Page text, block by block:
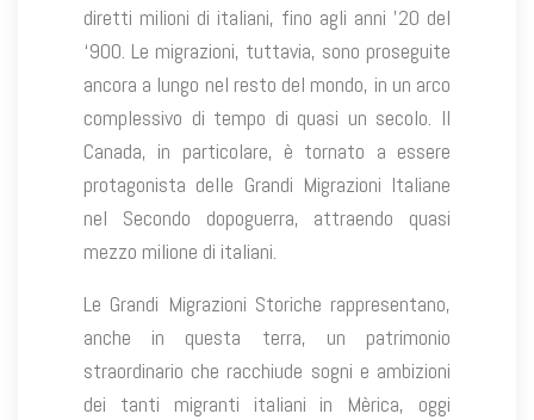
diretti milioni di italiani, fino agli anni ’20 del
‘900. Le migrazioni, tuttavia, sono proseguite
ancora a lungo nel resto del mondo, in un arco
complessivo di tempo di quasi un secolo. Il
Canada, in particolare, è tornato a essere
protagonista delle Grandi Migrazioni Italiane
nel Secondo dopoguerra, attraendo quasi
mezzo milione di italiani.
Le Grandi Migrazioni Storiche rappresentano,
anche in questa terra, un patrimonio
straordinario che racchiude sogni e ambizioni
dei tanti migranti italiani in Mèrica, oggi